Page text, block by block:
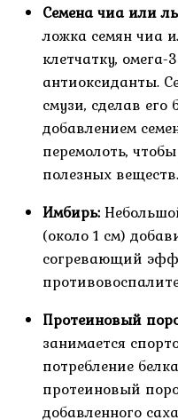
Семена чиа или
ложка семян чиа
клетчатку,
антиоксиданты.
смузи, сделав
добавлением
перемолоть,
полезных веществ.
Имбирь:
(около 1 см)
согревающий
Протеиновый
занимается
потребление
протеиновый
добавленного